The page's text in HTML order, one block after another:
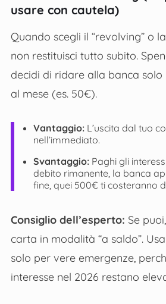
usare con cautela)
Quando scegli il “revolving” o
non restituisci tutto subito.
decidi di ridare alla banca
al mese (es. 50€).
Vantaggio:L’uscita dal tuo
nell’immediato.
Svantaggio:Paghi gli
debito rimanente, la banca
fine, quei 500€ ti costeranno
Consiglio dell’esperto: Se
carta in modalità “a saldo”.
solo per vere emergenze,
interesse nel 2026 restano